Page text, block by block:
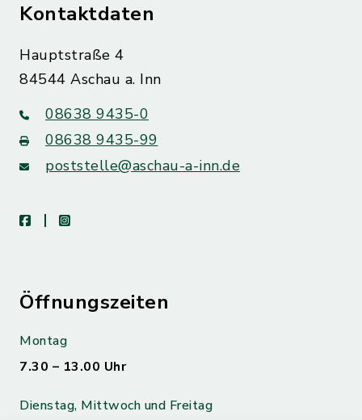
Kontaktdaten
Hauptstraße 4
84544 Aschau a. Inn
08638 9435-0
08638 9435-99
poststelle@aschau-a-inn.de
facebookinstagram
Öffnungszeiten
Montag
7.30 – 13.00 Uhr
Dienstag, Mittwoch und Freitag